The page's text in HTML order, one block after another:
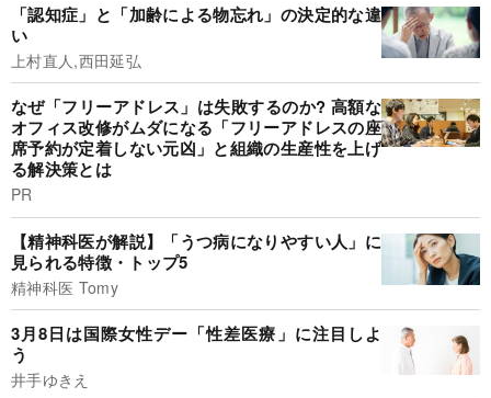
「認知症」と「加齢による物忘れ」の決定的な違
い
上村直人,西田延弘
なぜ「フリーアドレス」は失敗するのか? 高額な
オフィス改修がムダになる「フリーアドレスの座
席予約が定着しない元凶」と組織の生産性を上げ
る解決策とは
PR
【精神科医が解説】「うつ病になりやすい人」に
見られる特徴・トップ5
精神科医 Tomy
3月8日は国際女性デー「性差医療」に注目しよ
う
井手ゆきえ